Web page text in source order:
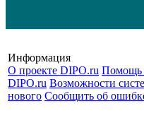
Информация
О проекте DIPO.ru Помощь
DIPO.ru Возможности
нового Сообщить об